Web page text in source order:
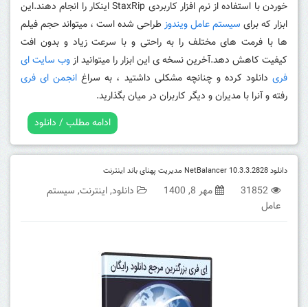
خوردن با استفاده از نرم افزار کاربردی StaxRip اینکار را انجام دهند.این
ابزار که برای سیستم عامل ویندوزطراحی شده است ، میتواند حجم فیلم
ها با فرمت های مختلف را به راحتی و با سرعت زیاد و بدون افت
کیفیت کاهش دهد.آخرین نسخه ی این ابزار را میتوانید ازوب سایت ای
فریدانلود کرده و چنانچه مشکلی داشتید ، به سراغ انجمن ای فری
رفته و آنرا با مدیران و دیگر کاربران در میان بگذارید.
ادامه مطلب / دانلود
دانلود NetBalancer 10.3.3.2828 مدیریت پهنای باند اینترنت
31852 مهر 8, 1400 دانلود,اینترنت, سیستم
عامل